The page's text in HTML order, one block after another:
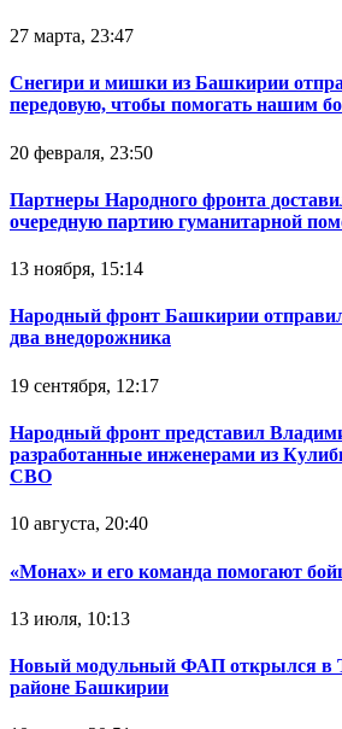
27 марта, 23:47
Снегири и мишки из Башкирии
передовую, чтобы помогать нашим
20 февраля, 23:50
Партнеры Народного фронта
очередную партию гуманитарной
13 ноября, 15:14
Народный фронт Башкирии
два внедорожника
19 сентября, 12:17
Народный фронт представил
разработанные инженерами из
СВО
10 августа, 20:40
«Монах» и его команда помогают
13 июля, 10:13
Новый модульный ФАП открылся в
районе Башкирии